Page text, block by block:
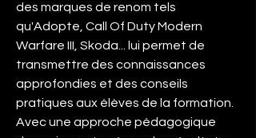
des marques de renom tels
qu'Adopte, Call Of Duty Modern
Warfare III, Skoda... lui permet de
transmettre des connaissances
approfondies et des conseils
pratiques aux élèves de la formation.
Avec une approche pédagogique